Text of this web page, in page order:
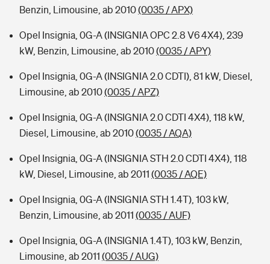
Benzin, Limousine, ab 2010(0035 / APX)
Opel Insignia, 0G-A (INSIGNIA OPC 2.8 V6 4X4), 239
kW, Benzin, Limousine, ab 2010(0035 / APY)
Opel Insignia, 0G-A (INSIGNIA 2.0 CDTI), 81 kW, Diesel,
Limousine, ab 2010(0035 / APZ)
Opel Insignia, 0G-A (INSIGNIA 2.0 CDTI 4X4), 118 kW,
Diesel, Limousine, ab 2010(0035 / AQA)
Opel Insignia, 0G-A (INSIGNIA STH 2.0 CDTI 4X4), 118
kW, Diesel, Limousine, ab 2011 (0035 / AQE)
Opel Insignia, 0G-A (INSIGNIA STH 1.4T), 103 kW,
Benzin, Limousine, ab 2011 (0035 / AUF)
Opel Insignia, 0G-A (INSIGNIA 1.4T), 103 kW, Benzin,
Limousine, ab 2011 (0035 / AUG)